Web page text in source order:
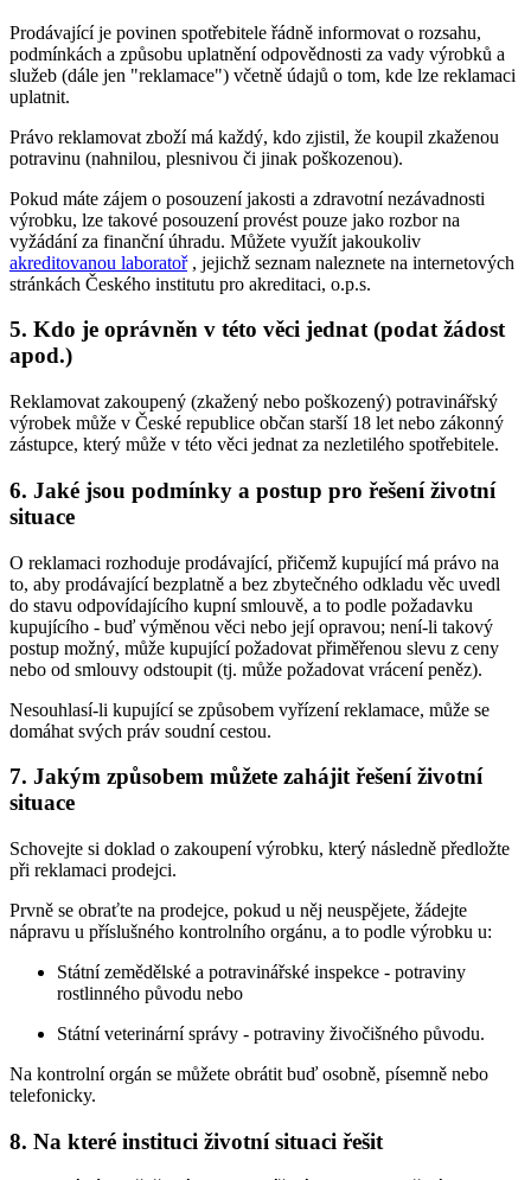
Prodávající je povinen spotřebitele řádně informovat o rozsahu,
podmínkách a způsobu uplatnění odpovědnosti za vady výrobků a
služeb (dále jen "reklamace") včetně údajů o tom, kde lze reklamaci
uplatnit.
Právo reklamovat zboží má každý, kdo zjistil, že koupil zkaženou
potravinu (nahnilou, plesnivou či jinak poškozenou).
Pokud máte zájem o posouzení jakosti a zdravotní nezávadnosti
výrobku, lze takové posouzení provést pouze jako rozbor na
vyžádání za finanční úhradu. Můžete využít jakoukoliv
akreditovanou laboratoř, jejichž seznam naleznete na internetových
stránkách Českého institutu pro akreditaci, o.p.s.
5. Kdo je oprávněn v této věci jednat (podat žádost
apod.)
Reklamovat zakoupený (zkažený nebo poškozený) potravinářský
výrobek může v České republice občan starší 18 let nebo zákonný
zástupce, který může v této věci jednat za nezletilého spotřebitele.
6. Jaké jsou podmínky a postup pro řešení životní
situace
O reklamaci rozhoduje prodávající, přičemž kupující má právo na
to, aby prodávající bezplatně a bez zbytečného odkladu věc uvedl
do stavu odpovídajícího kupní smlouvě, a to podle požadavku
kupujícího - buď výměnou věci nebo její opravou; není-li takový
postup možný, může kupující požadovat přiměřenou slevu z ceny
nebo od smlouvy odstoupit (tj. může požadovat vrácení peněz).
Nesouhlasí-li kupující se způsobem vyřízení reklamace, může se
domáhat svých práv soudní cestou.
7. Jakým způsobem můžete zahájit řešení životní
situace
Schovejte si doklad o zakoupení výrobku, který následně předložte
při reklamaci prodejci.
Prvně se obraťte na prodejce, pokud u něj neuspějete, žádejte
nápravu u příslušného kontrolního orgánu, a to podle výrobku u:
Státní zemědělské a potravinářské inspekce - potraviny
rostlinného původu nebo
Státní veterinární správy - potraviny živočišného původu.
Na kontrolní orgán se můžete obrátit buď osobně, písemně nebo
telefonicky.
8. Na které instituci životní situaci řešit